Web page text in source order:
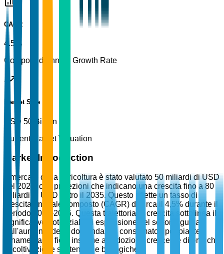
CAGR
4.5%
Compound Annual Growth Rate
Market Size
USD 50 Billion
Current Market Valuation
Market Introduction
Il mercato della floricoltura è stato valutato 50 miliardi di USD
nel 2025, con proiezioni che indicano una crescita fino a 80
miliardi di USD entro il 2035. Questo riflette un tasso di
crescita annuale composto (CAGR) di circa il 4,5% durante il
periodo 2026-2035. Questa traiettoria di crescita sottolinea il
significativo potenziale di espansione del settore, guidato
dall'aumento della domanda dei consumatori per piante
ornamentali e fiori, insieme all'adozione crescente di pratiche
di coltivazione sostenibili e biologiche.